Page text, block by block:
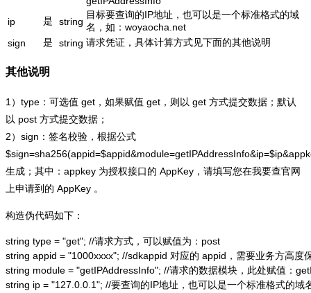
ip
是 string
目标要查询的IP地址，也可以是一个标准格式的域
名，如：woyaocha.net
sign
是 string 请求凭证，具体计算方式见下面的其他说明
其他说明
1）type：可选值 get，如果赋值 get，则以 get 方式提交数据；默认
以 post 方式提交数据；
2）sign：签名校验，根据公式
生成；其中：appkey 为授权接口的 AppKey，请填写您在我要查官网
上申请到的 AppKey 。
构造伪代码如下：
string type = "get"; //请求方式，可以赋值为：post
string appid = "1000xxxx"; //sdkappid 对应的 appid，需要业务方高度
string module = "getIPAddressInfo"; //请求的数据模块，此处赋值：
string ip = "127.0.0.1"; //要查询的IP地址，也可以是一个标准格式的域